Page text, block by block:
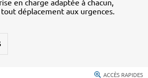
en charge adaptée à chacun,
déplacement aux urgences.
ACCÈS RAPIDES